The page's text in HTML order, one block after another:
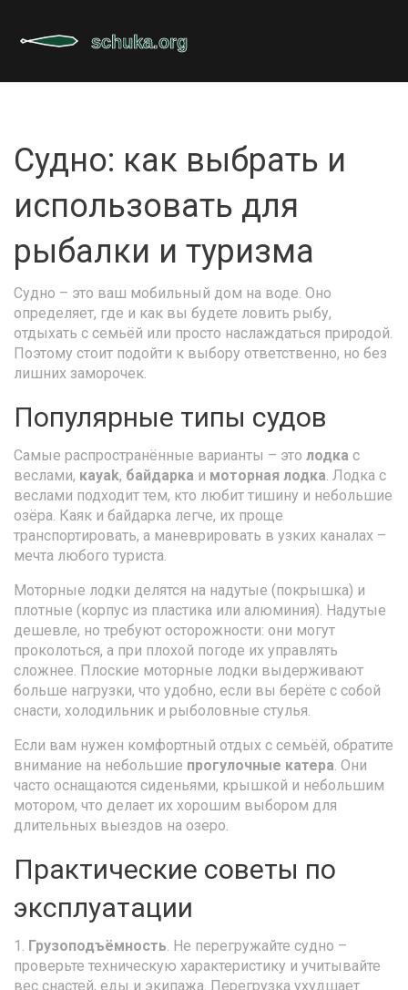
Судно: как выбрать и
использовать для
рыбалки и туризма
Судно – это ваш мобильный дом на воде. Оно
определяет, где и как вы будете ловить рыбу,
отдыхать с семьёй или просто наслаждаться природой.
Поэтому стоит подойти к выбору ответственно, но без
лишних заморочек.
Популярные типы судов
Самые распространённые варианты – это лодка с
веслами, каyak, байдарка и моторная лодка. Лодка с
веслами подходит тем, кто любит тишину и небольшие
озёра. Каяк и байдарка легче, их проще
транспортировать, а маневрировать в узких каналах –
мечта любого туриста.
Моторные лодки делятся на надутые (покрышка) и
плотные (корпус из пластика или алюминия). Надутые
дешевле, но требуют осторожности: они могут
проколоться, а при плохой погоде их управлять
сложнее. Плоские моторные лодки выдерживают
больше нагрузки, что удобно, если вы берёте с собой
снасти, холодильник и рыболовные стулья.
Если вам нужен комфортный отдых с семьёй, обратите
внимание на небольшие прогулочные катера. Они
часто оснащаются сиденьями, крышкой и небольшим
мотором, что делает их хорошим выбором для
длительных выездов на озеро.
Практические советы по
эксплуатации
1. Грузоподъёмность. Не перегружайте судно –
проверьте техническую характеристику и учитывайте
вес снастей, еды и экипажа. Перегрузка ухудшает